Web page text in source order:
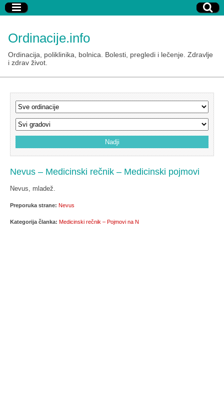
Ordinacije.info
Ordinacija, poliklinika, bolnica. Bolesti, pregledi i lečenje. Zdravlje
i zdrav život.
Nevus – Medicinski rečnik – Medicinski pojmovi
Nevus, mladež.
Preporuka strane: Nevus
Kategorija članka: Medicinski rečnik – Pojmovi na N